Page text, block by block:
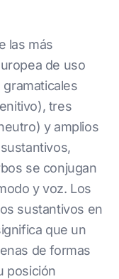
las más
de uso
tres
y amplios
se conjugan
y voz. Los
sustantivos en
que un
de formas
posición